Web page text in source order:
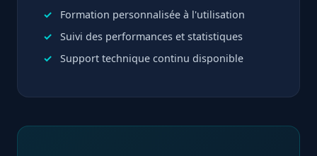
Formation personnalisée à l'utilisation
Suivi des performances et statistiques
Support technique continu disponible